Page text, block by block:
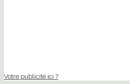
Votre publicité ici ?